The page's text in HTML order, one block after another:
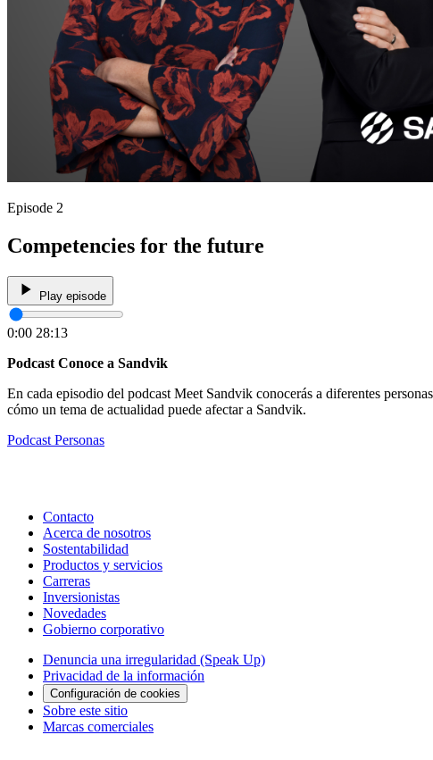
Episode 2
Competencies for the future
Play episode
0:00 28:13
Podcast Conoce a Sandvik
En cada episodio del podcast Meet Sandvik conocerás a diferentes
cómo un tema de actualidad puede afectar a Sandvik.
Podcast Personas
Contacto
Acerca de nosotros
Sostentabilidad
Productos y servicios
Carreras
Inversionistas
Novedades
Gobierno corporativo
Denuncia una irregularidad (Speak Up)
Privacidad de la información
Configuración de cookies
Sobre este sitio
Marcas comerciales